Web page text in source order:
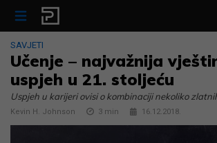
Skip to content
SAVJETI
Učenje – najvažnija
uspjeh u 21. stoljeću
Uspjeh u karijeri ovisi o kombinaciji nekoliko
Kevin H. Johnson 3 min 16.12.2018.